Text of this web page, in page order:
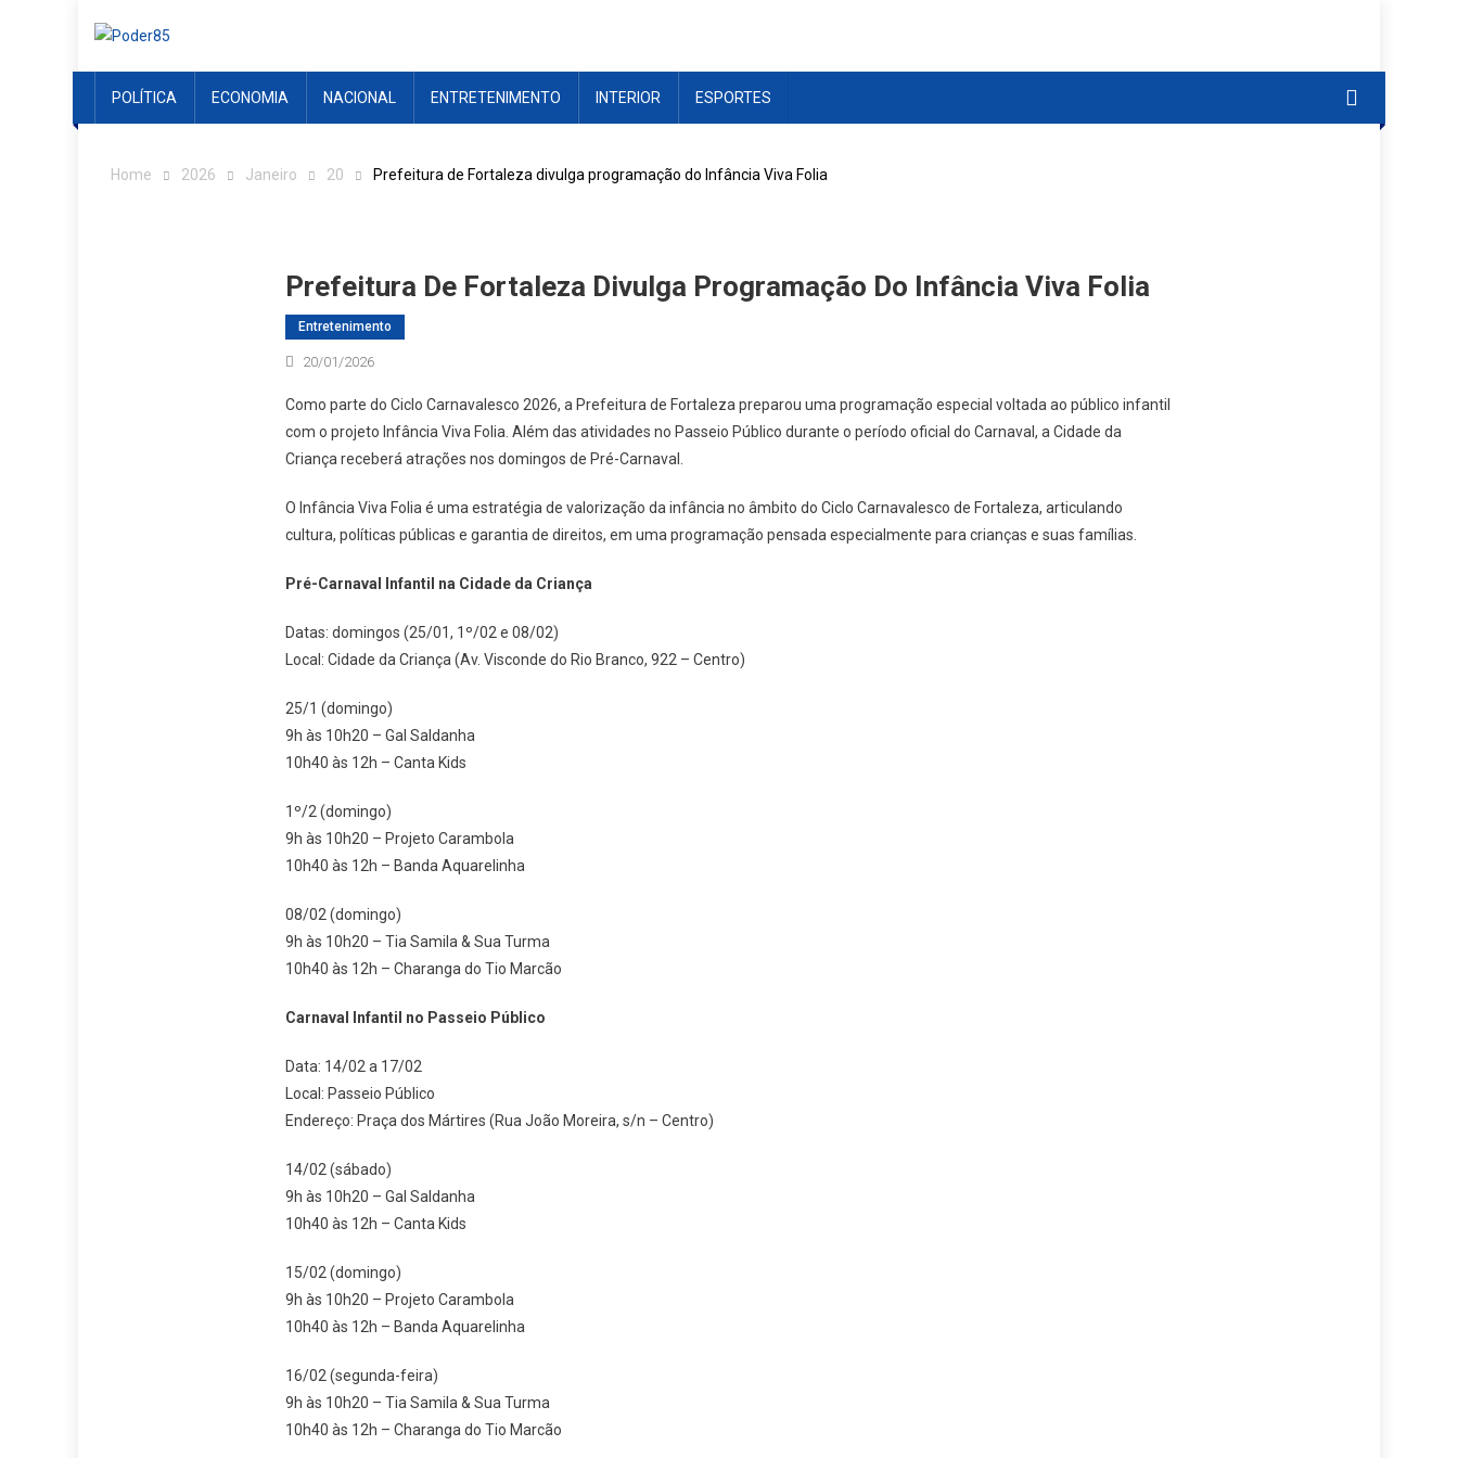
POLÍTICA
ECONOMIA NACIONAL ENTRETENIMENTO INTERIOR ESPORTES
Home 2026 Janeiro 20 Prefeitura de Fortaleza divulga programação do Infância Viva Folia
Prefeitura De Fortaleza Divulga Programação Do Infância Viva Folia
Entretenimento
20/01/2026
Como parte do Ciclo Carnavalesco 2026, a Prefeitura de Fortaleza preparou uma programação especial voltada ao público infantil
com o projeto Infância Viva Folia. Além das atividades no Passeio Público durante o período oficial do Carnaval, a Cidade da
Criança receberá atrações nos domingos de Pré-Carnaval.
O Infância Viva Folia é uma estratégia de valorização da infância no âmbito do Ciclo Carnavalesco de Fortaleza, articulando
cultura, políticas públicas e garantia de direitos, em uma programação pensada especialmente para crianças e suas famílias.
Pré-Carnaval Infantil na Cidade da Criança
Datas: domingos (25/01, 1º/02 e 08/02)
Local: Cidade da Criança (Av. Visconde do Rio Branco, 922 – Centro)
25/1 (domingo)
9h às 10h20 – Gal Saldanha
10h40 às 12h – Canta Kids
1º/2 (domingo)
9h às 10h20 – Projeto Carambola
10h40 às 12h – Banda Aquarelinha
08/02 (domingo)
9h às 10h20 – Tia Samila & Sua Turma
10h40 às 12h – Charanga do Tio Marcão
Carnaval Infantil no Passeio Público
Data: 14/02 a 17/02
Local: Passeio Público
Endereço: Praça dos Mártires (Rua João Moreira, s/n – Centro)
14/02 (sábado)
9h às 10h20 – Gal Saldanha
10h40 às 12h – Canta Kids
15/02 (domingo)
9h às 10h20 – Projeto Carambola
10h40 às 12h – Banda Aquarelinha
16/02 (segunda-feira)
9h às 10h20 – Tia Samila & Sua Turma
10h40 às 12h – Charanga do Tio Marcão